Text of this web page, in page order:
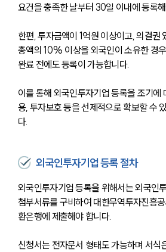
요건을 충족한 날부터 30일 이내에 등록
한편, 투자금액이 1억원 이상이고, 의결권
총액의 10% 이상을 외국인이 소유한 경
완료 전에도 등록이 가능합니다.
이를 통해 외국인투자기업 등록을 조기에
용, 투자보호 등을 선제적으로 확보할 수
다.
외국인투자기업 등록 절차
외국인투자기업 등록을 위해서는 외국인
첨부서류를 구비하여 대한무역투자진흥
환은행에 제출해야 합니다.
신청서는 전자문서 형태도 가능하며 서식